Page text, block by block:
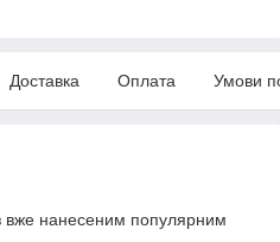
Доставка Оплата Умови
вже нанесеним популярним